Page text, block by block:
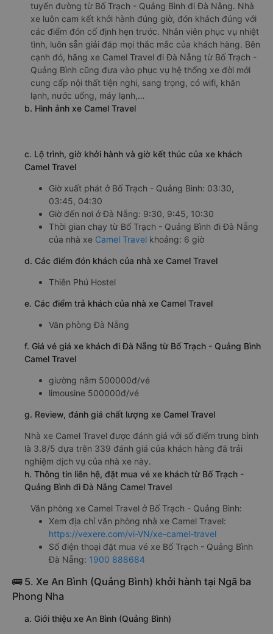
tuyến đường từ Bố Trạch - Quảng Bình đi Đà Nẵng. Nhà
xe luôn cam kết khởi hành đúng giờ, đón khách đúng với
các điểm đón cố định hẹn trước. Nhân viên phục vụ nhiệt
tình, luôn sẵn giải đáp mọi thắc mắc của khách hàng. Bên
cạnh đó, hãng xe Camel Travel đi Đà Nẵng từ Bố Trạch -
Quảng Bình cũng đưa vào phục vụ hệ thống xe đời mới
cung cấp nội thất tiện nghi, sang trọng, có wifi, khăn
lạnh, nước uống, máy lạnh,…
b. Hình ảnh xe Camel Travel
c. Lộ trình, giờ khởi hành và giờ kết thúc của xe khách
Camel Travel
Giờ xuất phát ở Bố Trạch - Quảng Bình: 03:30,
03:45, 04:30
Giờ đến nơi ở Đà Nẵng: 9:30, 9:45, 10:30
Thời gian chạy từ Bố Trạch - Quảng Bình đi Đà Nẵng
của nhà xe Camel Travel khoảng: 6 giờ
d. Các điểm đón khách của nhà xe Camel Travel
Thiên Phú Hostel
e. Các điểm trả khách của nhà xe Camel Travel
Văn phòng Đà Nẵng
f. Giá vé giá xe khách đi Đà Nẵng từ Bố Trạch - Quảng Bình
Camel Travel
giường nằm 500000đ/vé
limousine 500000đ/vé
g. Review, đánh giá chất lượng xe Camel Travel
Nhà xe Camel Travel được đánh giá với số điểm trung bình
là 3.8/5 dựa trên 339 đánh giá của khách hàng đã trải
nghiệm dịch vụ của nhà xe này.
h. Thông tin liên hệ, đặt mua vé xe khách từ Bố Trạch -
Quảng Bình đi Đà Nẵng Camel Travel
Văn phòng xe Camel Travel ở Bố Trạch - Quảng Bình:
Xem địa chỉ văn phòng nhà xe Camel Travel:
https://vexere.com/vi-VN/xe-camel-travel
Số điện thoại đặt mua vé xe Bố Trạch - Quảng Bình
Đà Nẵng: 1900 888684
🚌 5. Xe An Bình (Quảng Bình) khởi hành tại Ngã ba
Phong Nha
a. Giới thiệu xe An Bình (Quảng Bình)